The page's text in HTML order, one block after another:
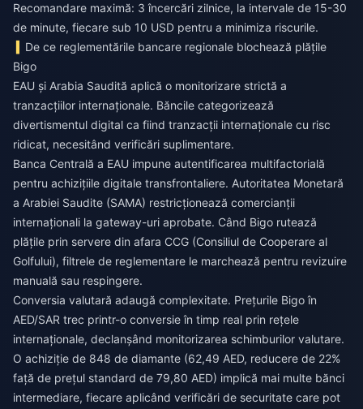
Recomandare maximă: 3 încercări zilnice, la intervale de 15-30
de minute, fiecare sub 10 USD pentru a minimiza riscurile.
De ce reglementările bancare regionale blochează plățile
Bigo
EAU și Arabia Saudită aplică o monitorizare strictă a
tranzacțiilor internaționale. Băncile categorizează
divertismentul digital ca fiind tranzacții internaționale cu risc
ridicat, necesitând verificări suplimentare.
Banca Centrală a EAU impune autentificarea multifactorială
pentru achizițiile digitale transfrontaliere. Autoritatea Monetară
a Arabiei Saudite (SAMA) restricționează comercianții
internaționali la gateway-uri aprobate. Când Bigo rutează
plățile prin servere din afara CCG (Consiliul de Cooperare al
Golfului), filtrele de reglementare le marchează pentru revizuire
manuală sau respingere.
Conversia valutară adaugă complexitate. Prețurile Bigo în
AED/SAR trec printr-o conversie în timp real prin rețele
internaționale, declanșând monitorizarea schimburilor valutare.
O achiziție de 848 de diamante (62,49 AED, reducere de 22%
față de prețul standard de 79,80 AED) implică mai multe bănci
intermediare, fiecare aplicând verificări de securitate care pot